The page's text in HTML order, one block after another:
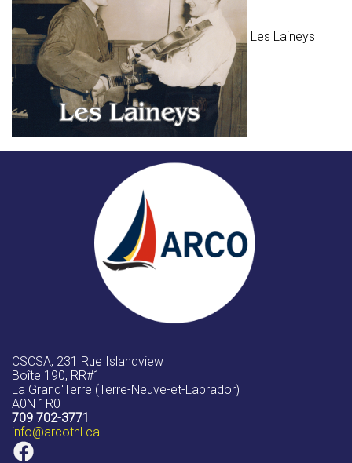
Les Laineys
CSCSA, 231 Rue Islandview
Boîte 190, RR#1
La Grand'Terre (Terre-Neuve-et-Labrador)
A0N 1R0
709 702-3771
info@arcotnl.ca